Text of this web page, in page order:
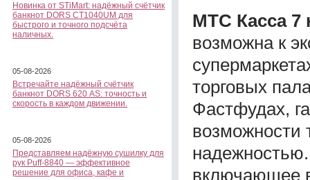
Новинка от STiMart: надёжный счётчик
банкнот DORS CT1040UM для
быстрого и точного подсчёта
наличных.
05-08-2026
Встречайте надёжный счётчик
банкнот DORS 620 АS: точность и
скорость в каждом движении.
05-08-2026
Представляем надёжную сушилку для
рук Puff-8840 — эффективное
решение для офиса, кафе и
МТС Касса 7
возможна к
торговых
Фастфудах,
возможности
включающее